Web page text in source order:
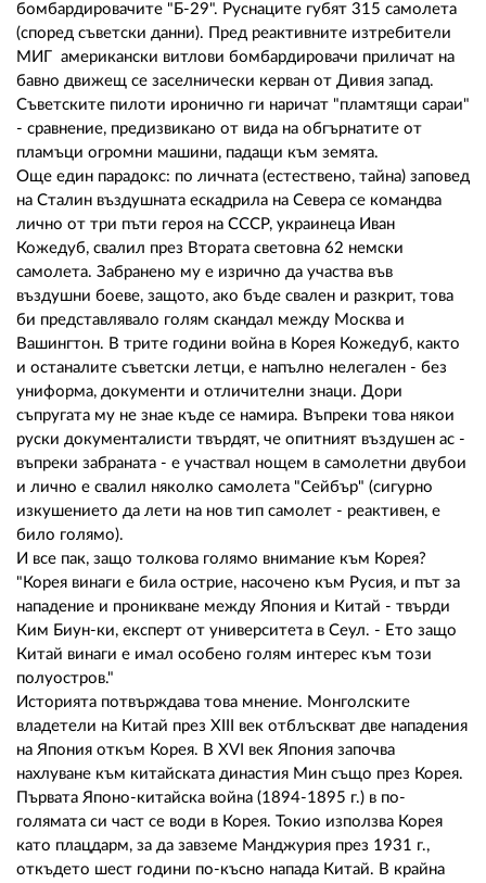
бомбардировачите "Б-29". Руснаците губят 315 самолета
(според съветски данни). Пред реактивните изтребители
МИГ американски витлови бомбардировачи приличат на
бавно движещ се заселнически керван от Дивия запад.
Съветските пилоти иронично ги наричат "пламтящи сараи"
- сравнение, предизвикано от вида на обгърнатите от
пламъци огромни машини, падащи към земята.
Още един парадокс: по личната (естествено, тайна) заповед
на Сталин въздушната ескадрила на Севера се командва
лично от три пъти героя на СССР, украинеца Иван
Кожедуб, свалил през Втората световна 62 немски
самолета. Забранено му е изрично да участва във
въздушни боеве, защото, ако бъде свален и разкрит, това
би представлявало голям скандал между Москва и
Вашингтон. В трите години война в Корея Кожедуб, както
и останалите съветски летци, е напълно нелегален - без
униформа, документи и отличителни знаци. Дори
съпругата му не знае къде се намира. Въпреки това някои
руски документалисти твърдят, че опитният въздушен ас -
въпреки забраната - е участвал нощем в самолетни двубои
и лично е свалил няколко самолета "Сейбър" (сигурно
изкушението да лети на нов тип самолет - реактивен, е
било голямо).
И все пак, защо толкова голямо внимание към Корея?
"Корея винаги е била острие, насочено към Русия, и път за
нападение и проникване между Япония и Китай - твърди
Ким Биун-ки, експерт от университета в Сеул. - Ето защо
Китай винаги е имал особено голям интерес към този
полуостров."
Историята потвърждава това мнение. Монголските
владетели на Китай през ХIII век отблъскват две нападения
на Япония откъм Корея. В ХVI век Япония започва
нахлуване към китайската династия Мин също през Корея.
Първата Японо-китайска война (1894-1895 г.) в по-
голямата си част се води в Корея. Токио използва Корея
като плацдарм, за да завземе Манджурия през 1931 г.,
откъдето шест години по-късно напада Китай. В крайна